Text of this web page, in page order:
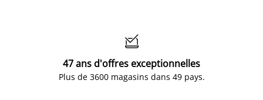

47 ans d'offres exceptionnelles
Plus de 3600 magasins dans 49 pays.